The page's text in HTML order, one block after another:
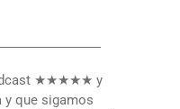
★★★★★ y
y que sigamos